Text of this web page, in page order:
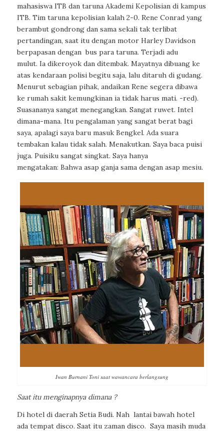
mahasiswa ITB dan taruna Akademi Kepolisian di kampus
ITB. Tim taruna kepolisian kalah 2-0. Rene Conrad yang
berambut gondrong dan sama sekali tak terlibat
pertandingan, saat itu dengan motor Harley Davidson
berpapasan dengan bus para taruna. Terjadi adu
mulut. Ia dikeroyok dan ditembak. Mayatnya dibuang ke
atas kendaraan polisi begitu saja, lalu ditaruh di gudang.
Menurut sebagian pihak, andaikan Rene segera dibawa
ke rumah sakit kemungkinan ia tidak harus mati. -red).
Suasananya sangat menegangkan. Sangat ruwet. Intel
dimana-mana. Itu pengalaman yang sangat berat bagi
saya, apalagi saya baru masuk Bengkel. Ada suara
tembakan kalau tidak salah. Menakutkan. Saya baca puisi
juga. Puisiku sangat singkat. Saya hanya
mengatakan: Bahwa asap ganja sama dengan asap mesiu.
Iwan Burnani Toni saat wawancara berlangsung
Saat itu menginapnya dimana ?
Di hotel di daerah Setia Budi. Nah lantai bawah hotel
ada tempat disco. Saat itu zaman disco. Saya masih muda